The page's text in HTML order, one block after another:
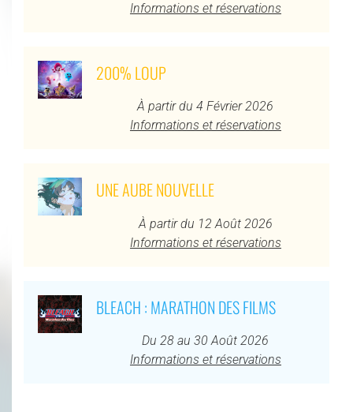
Informations et réservations
200% LOUP
À partir du 4 Février 2026
Informations et réservations
UNE AUBE NOUVELLE
À partir du 12 Août 2026
Informations et réservations
BLEACH : MARATHON DES FILMS
Du 28 au 30 Août 2026
Informations et réservations